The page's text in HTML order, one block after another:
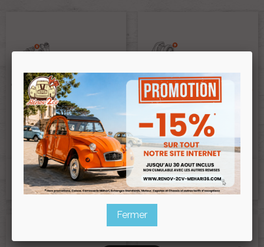
SYSTEME CHANGEMENT DE
VITESSE
Ref :PA-5403786c
PIGNONNERIE BOITE DE
VITESSES
Ref :PA-f0a24a4e
Fermer